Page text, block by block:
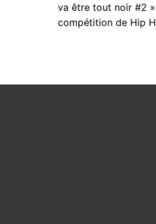
va être tout noir #2
compétition de Hip